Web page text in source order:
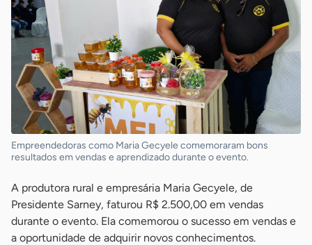
Empreendedoras como Maria Gecyele comemoraram bons
resultados em vendas e aprendizado durante o evento.
A produtora rural e empresária Maria Gecyele, de
Presidente Sarney, faturou R$ 2.500,00 em vendas
durante o evento. Ela comemorou o sucesso em vendas e
a oportunidade de adquirir novos conhecimentos.